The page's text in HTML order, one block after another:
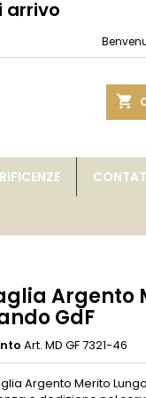
arrivo
shopping_cart
Argento
GdF
Art. MD GF 7321-46
Argento Merito